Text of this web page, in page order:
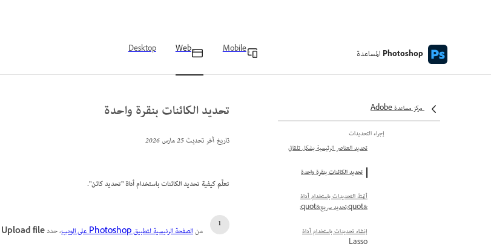
Photoshop المساعدة Mobile
Web
Desktop
مركز مساعدة Adobe
نظرة عامة على لوحة Layers
نظرة عامة على إجراءات
إجراء التحديدات
تحديد العناصر الرئيسية بشكل تلقائي
تحديد الكائنات بنقرة واحدة
أتمتة التحديدات باستخدام أداة
&quot;تحديد سريع&quot;
إنشاء تحديدات باستخدام أداة
تحديد الكائنات بنقرة واحدة
تاريخ آخر تحديث25 مارس 2026
تعلَّم كيفية تحديد الكائنات باستخدام أداة "تحديد كائن".
منالصفحة الرئيسية لتطبيق Photoshop على الويب ، حددUpload file